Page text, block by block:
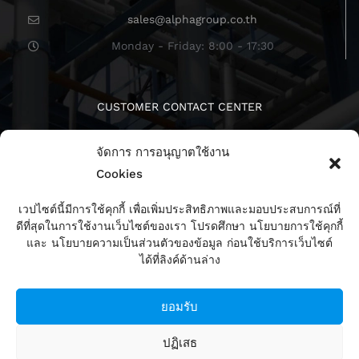
จัดการ การอนุญาตใช้งาน
Cookies
เวปไซต์นี้มีการใช้คุกกี้ เพื่อเพิ่มประสิทธิภาพและมอบประสบการณ์ที่
ดีที่สุดในการใช้งานเว็บไซต์ของเรา โปรดศึกษา นโยบายการใช้คุกกี้
และ นโยบายความเป็นส่วนตัวของข้อมูล ก่อนใช้บริการเว็บไซต์
ได้ที่ลิงค์ด้านล่าง
ยอมรับ
ปฏิเสธ
sales@alphagroup.co.th
Monday - Friday: 8:00 - 17:30
CUSTOMER CONTACT CENTER
ติดตามเรา